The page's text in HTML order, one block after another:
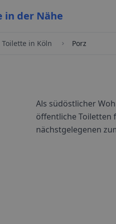
in der Nähe
Toilette in Köln Porz
Als südöstlicher
öffentliche Toiletten
nächstgelegenen